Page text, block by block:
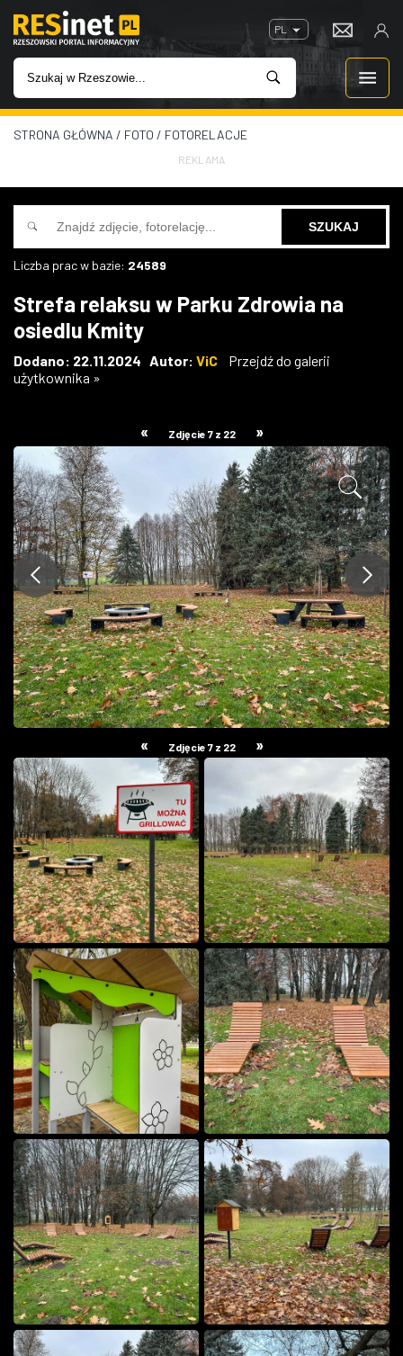
PL
WIADOMOŚCI
INWESTYCJE
IMPREZY
W KINACH
GASTRONOMIA
W RZESZOWIE
STRONA GŁÓWNA / FOTO / FOTORELACJE
REKLAMA
Liczba prac w bazie: 24589
Strefa relaksu w Parku Zdrowia na
osiedlu Kmity
Dodano: 22.11.2024 Autor: ViC
Przejdź do galerii
użytkownika »
« Zdjęcie 7 z 22 »
« Zdjęcie 7 z 22 »